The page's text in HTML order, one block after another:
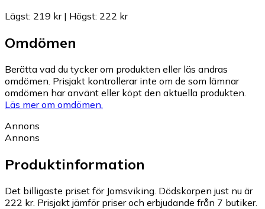
Lägst: 219 kr| Högst: 222 kr
Omdömen
Berätta vad du tycker om produkten eller läs andras
omdömen. Prisjakt kontrollerar inte om de som lämnar
omdömen har använt eller köpt den aktuella produkten.
Läs mer om omdömen.
Annons
Annons
Produktinformation
Det billigaste priset för Jomsviking. Dödskorpen just nu är
222 kr. Prisjakt jämför priser och erbjudande från 7 butiker.